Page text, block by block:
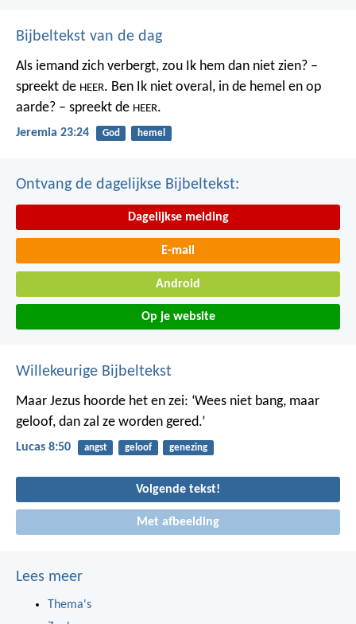
Bijbeltekst van de dag
Als iemand zich verbergt, zou Ik hem dan niet zien? –
spreekt de HEER. Ben Ik niet overal, in de hemel en op
aarde? – spreekt de HEER.
Jeremia 23:24 God hemel
Ontvang de dagelijkse Bijbeltekst:
Dagelijkse melding
E-mail
Android
Op je website
Willekeurige Bijbeltekst
Maar Jezus hoorde het en zei: ‘Wees niet bang, maar
geloof, dan zal ze worden gered.’
Lucas 8:50 angst geloof genezing
Volgende tekst!
Met afbeelding
Lees meer
Thema's